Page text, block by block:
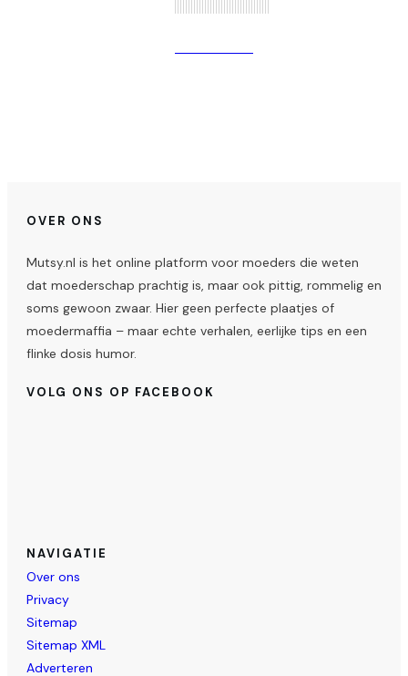
OVER ONS
Mutsy.nl is het online platform voor moeders die weten
dat moederschap prachtig is, maar ook pittig, rommelig en
soms gewoon zwaar. Hier geen perfecte plaatjes of
moedermaffia – maar echte verhalen, eerlijke tips en een
flinke dosis humor.
VOLG ONS OP FACEBOOK
NAVIGATIE
Over ons
Privacy
Sitemap
Sitemap XML
Adverteren